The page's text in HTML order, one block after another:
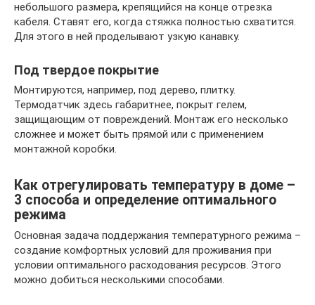
небольшого размера, крепящийся на конце отрезка
кабеля. Ставят его, когда стяжка полностью схватится.
Для этого в ней проделывают узкую канавку.
Под твердое покрытие
Монтируются, например, под дерево, плитку.
Термодатчик здесь габаритнее, покрыт гелем,
защищающим от повреждений. Монтаж его несколько
сложнее и может быть прямой или с применением
монтажной коробки.
Как отрегулировать температуру в доме –
3 способа и определение оптимального
режима
Основная задача поддержания температурного режима –
создание комфортных условий для проживания при
условии оптимального расходования ресурсов. Этого
можно добиться несколькими способами.